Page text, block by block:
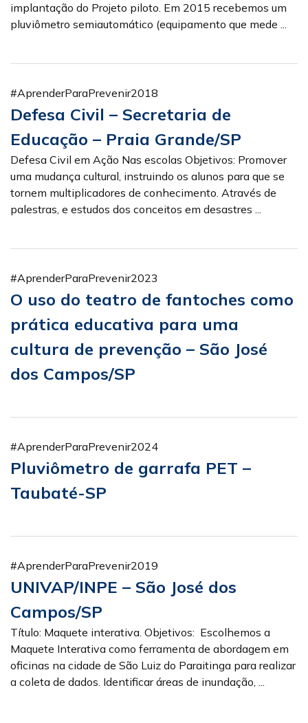
implantação do Projeto piloto. Em 2015 recebemos um
pluviômetro semiautomático (equipamento que mede ...
#AprenderParaPrevenir2018
Defesa Civil – Secretaria de
Educação – Praia Grande/SP
Defesa Civil em Ação Nas escolas Objetivos: Promover
uma mudança cultural, instruindo os alunos para que se
tornem multiplicadores de conhecimento. Através de
palestras, e estudos dos conceitos em desastres ...
#AprenderParaPrevenir2023
O uso do teatro de fantoches como
prática educativa para uma
cultura de prevenção – São José
dos Campos/SP
#AprenderParaPrevenir2024
Pluviômetro de garrafa PET –
Taubaté-SP
#AprenderParaPrevenir2019
UNIVAP/INPE – São José dos
Campos/SP
Título: Maquete interativa. Objetivos: Escolhemos a
Maquete Interativa como ferramenta de abordagem em
oficinas na cidade de São Luiz do Paraitinga para realizar
a coleta de dados. Identificar áreas de inundação, ...